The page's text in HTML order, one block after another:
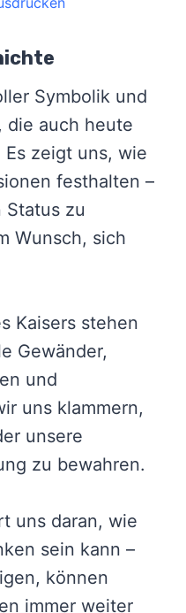
Symbolik und
die auch heute
zeigt uns, wie
festhalten –
Status zu
Wunsch, sich
Kaisers stehen
Gewänder,
und
uns klammern,
unsere
zu bewahren.
uns daran, wie
sein kann –
können
immer weiter